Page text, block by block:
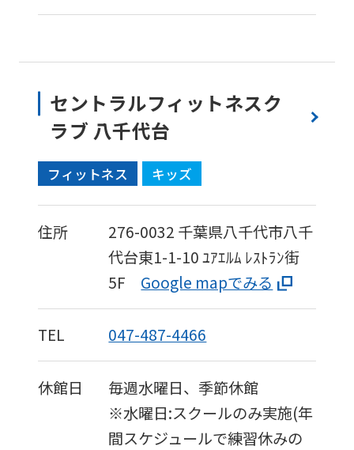
セントラルフィットネスク
ラブ 八千代台
フィットネス キッズ
住所 276-0032 千葉県八千代市八千
代台東1-1-10ﾕｱｴﾙﾑ ﾚｽﾄﾗﾝ街
5F
Google mapでみる
TEL 047-487-4466
休館日
毎週水曜日、季節休館
※水曜日:スクールのみ実施(年
間スケジュールで練習休みの
the
content.
ask
that
you
fully
understand
this
before
using
the
service.
Automatic